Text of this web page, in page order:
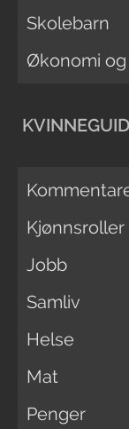
Skolebarn
Økonomi
Kjønnsroller
Jobb
Samliv
Helse
Mat
Penger